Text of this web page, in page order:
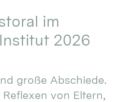
im
2026
große Abschiede.
von Eltern,